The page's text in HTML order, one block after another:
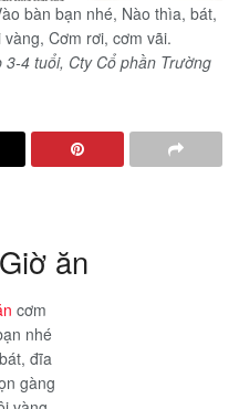
bàn bạn nhé, Nào thìa, bát,
Cơm rơi, cơm vãi.
4 tuổi, Cty Cổ phần Trường
ăn
cơm
nhé
đĩa
gàng